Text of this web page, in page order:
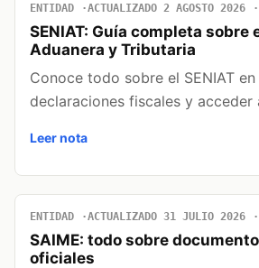
ENTIDAD ACTUALIZADO 2 AGOSTO 2026
SENIAT: Guía completa
Aduanera y Tributaria
Conoce todo sobre el SENIAT
declaraciones fiscales y
Leer nota
ENTIDAD ACTUALIZADO 31 JULIO 2026
SAIME: todo sobre
oficiales